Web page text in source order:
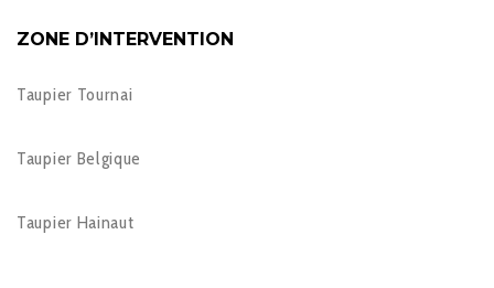
ZONE D’INTERVENTION
Taupier Tournai
Taupier Belgique
Taupier Hainaut